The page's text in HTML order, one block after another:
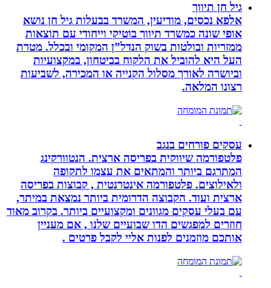
גיל חן תיווך
אלפא נכסים, מודיעין, המשרד בבעלות גיל חן נושא
אופי שונה כמשרד תיווך בוטיקי וייחודי עם תוצאות
ממזריות ובולטות בשוק הנדל”ן המקומי ובכלל. מטרת
העל היא להוביל את הלקוח בביטחון, במקצועיות
וביושרה לאורך מסלול הקנייה או המכירה, לשביעות
רצונו המלאה.
עסקים פורחים בנגב
פלטפורמה שיווקית בפריסה ארצית. הנטוורקינג
המתרגם ביותר והמתאים את עצמו לתקופה
ולאילוצים. פלטפורמה אינטרנטית , קבוצות בפריסה
ארצית ועוד. הקבוצה הדרומית ביותר נמצאת במיתר,
עם בעלי עסקים מגוונים ומקצועיים ביותר. בקרוב מאוד
חוזרים למפגשים הדו שבועיים שלנו , אם מעניין
אותכם מוזמנים לפנות אליי לקבל פרטים .